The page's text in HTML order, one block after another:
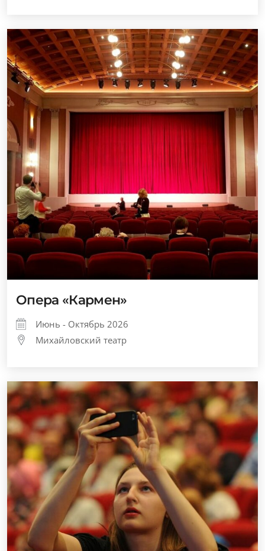
Опера «Кармен»
Июнь - Октябрь 2026
Михайловский театр